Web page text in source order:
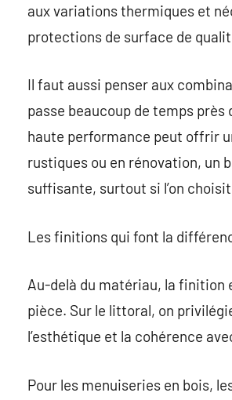
aux variations thermiques et
protections de surface de
Il faut aussi penser aux
passe beaucoup de temps
haute performance peut offrir
rustiques ou en rénovation, un
suffisante, surtout si l’on
Les finitions qui font la
Au-delà du matériau, la finition
pièce. Sur le littoral, on
l’esthétique et la cohérence
Pour les menuiseries en bois,